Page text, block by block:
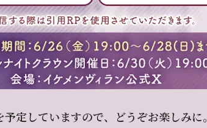
定していますので、どうぞお楽しみに。